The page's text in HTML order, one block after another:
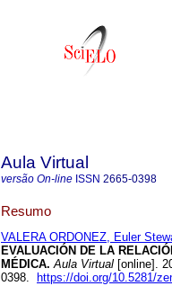
Aula Virtual
versão On-line ISSN 2665-0398
Resumo
VALERA ORDONEZ, Euler
EVALUACIÓN DE LA
MÉDICA. Aula Virtual [online].
0398.
https://doi.org/10.5281/